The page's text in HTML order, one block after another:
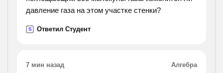
давление газа на этом участке стенки?
S Ответил Студент
7 мин назад Алгебра